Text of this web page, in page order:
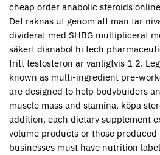
cheap order anabolic steroids
Det raknas ut genom att man tar
dividerat med SHBG multiplicerat
säkert dianabol hi tech
fritt testosteron ar vanligtvis 1 2.
known as multi-ingredient pre-
are designed to help bodybuiders
muscle mass and stamina, köpa
addition, each dietary supplement
volume products or those
businesses must have nutrition